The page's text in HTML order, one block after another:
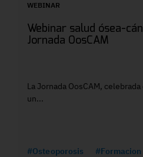
WEBINAR
Webinar salud ósea-
Jornada OosCAM
La Jornada OosCAM,
un...
#Osteoporosis #Formacion